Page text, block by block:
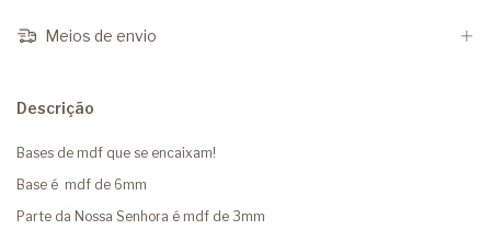
Meios de envio
Descrição
Bases de mdf que se encaixam!
Base é mdf de 6mm
Parte da Nossa Senhora é mdf de 3mm